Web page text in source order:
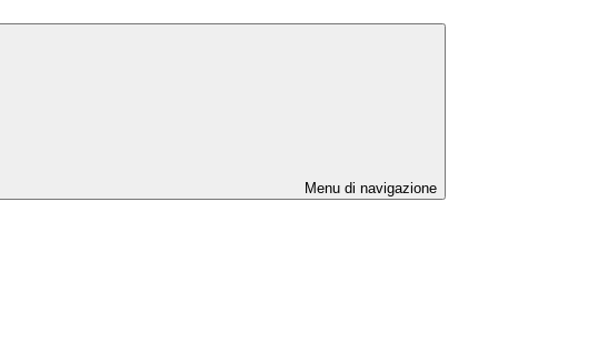
Menu di navigazione